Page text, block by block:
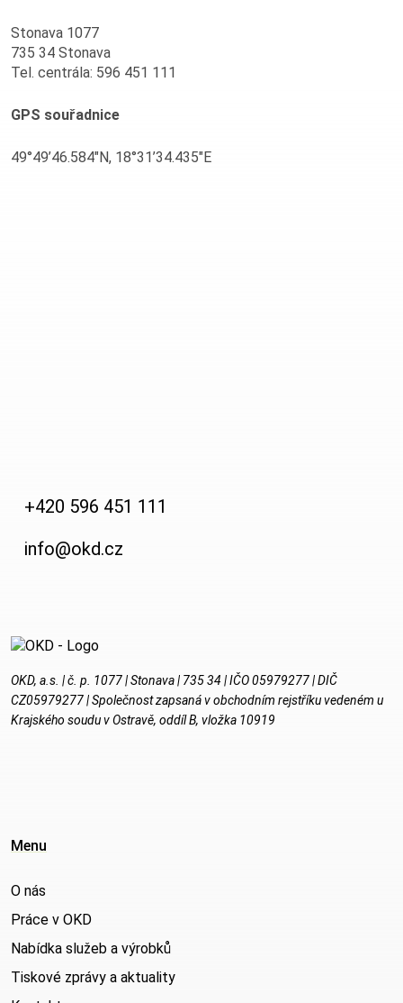
Tiskové zprávy a aktuality
Tiskové zprávy
Stonava 1077
735 34 Stonava
Tel. centrála: 596 451 111
GPS souřadnice
49°49’46.584″N, 18°31’34.435″E
+420 596 451 111
info@okd.cz
OKD, a.s. | č. p. 1077 | Stonava | 735 34 | IČO 05979277 | DIČ
CZ05979277 | Společnost zapsaná v obchodním rejstříku vedeném u
Krajského soudu v Ostravě, oddíl B, vložka 10919
Menu
O nás
Práce v OKD
Nabídka služeb a výrobků
Tiskové zprávy a aktuality